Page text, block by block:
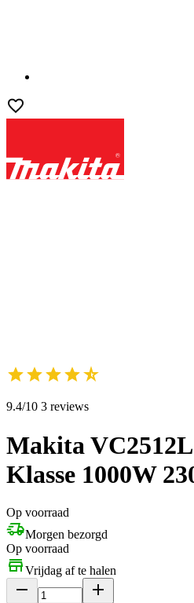
9.4/10 3 reviews
Makita
Klasse 1000W
Op voorraad
Morgen bezorgd
Op voorraad
Vrijdag af te halen